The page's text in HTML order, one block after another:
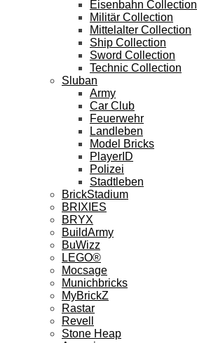
Eisenbahn Collection
Militär Collection
Mittelalter Collection
Ship Collection
Sword Collection
Technic Collection
Sluban
Army
Car Club
Feuerwehr
Landleben
Model Bricks
PlayerID
Polizei
Stadtleben
BrickStadium
BRIXIES
BRYX
BuildArmy
BuWizz
LEGO®
Mocsage
Munichbricks
MyBrickZ
Rastar
Revell
Stone Heap